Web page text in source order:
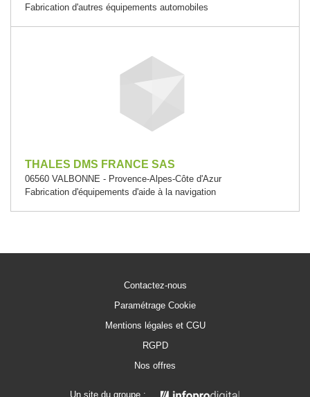
Fabrication d'autres équipements automobiles
THALES DMS FRANCE SAS
06560 VALBONNE - Provence-Alpes-Côte d'Azur
Fabrication d'équipements d'aide à la navigation
Contactez-nous
Paramétrage Cookie
Mentions légales et CGU
RGPD
Nos offres
Un site du groupe :